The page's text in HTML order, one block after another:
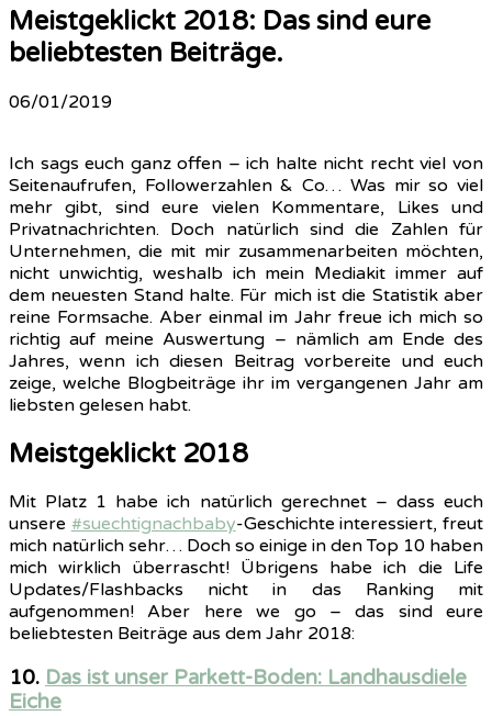
Meistgeklickt 2018: Das sind eure
beliebtesten Beiträge.
06/01/2019
Ich sags euch ganz offen – ich halte nicht recht viel von
Seitenaufrufen, Followerzahlen & Co… Was mir so viel
mehr gibt, sind eure vielen Kommentare, Likes und
Privatnachrichten. Doch natürlich sind die Zahlen für
Unternehmen, die mit mir zusammenarbeiten möchten,
nicht unwichtig, weshalb ich mein Mediakit immer auf
dem neuesten Stand halte. Für mich ist die Statistik aber
reine Formsache. Aber einmal im Jahr freue ich mich so
richtig auf meine Auswertung – nämlich am Ende des
Jahres, wenn ich diesen Beitrag vorbereite und euch
zeige, welche Blogbeiträge ihr im vergangenen Jahr am
liebsten gelesen habt.
Meistgeklickt 2018
Mit Platz 1 habe ich natürlich gerechnet – dass euch
unsere #suechtignachbaby-Geschichte interessiert, freut
mich natürlich sehr… Doch so einige in den Top 10 haben
mich wirklich überrascht! Übrigens habe ich die Life
Updates/Flashbacks nicht in das Ranking mit
aufgenommen! Aber here we go – das sind eure
beliebtesten Beiträge aus dem Jahr 2018:
10. Das ist unser Parkett-Boden: Landhausdiele
Eiche